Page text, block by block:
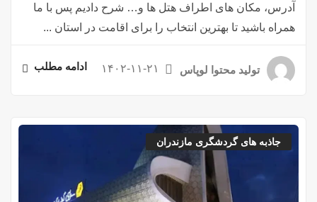
آدرس، مکان های اطراف هتل ها و… شرح دادیم پس با ما
همراه باشید تا بهترین انتخاب را برای اقامت در استان ...
تولید محتوا لوپاس ۱۴۰۲-۱۱-۲۱ ادامه مطلب
جاذبه های گردشگری مازندران